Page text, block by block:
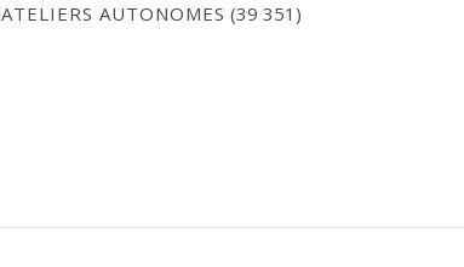
ATELIERS AUTONOMES (39 351)